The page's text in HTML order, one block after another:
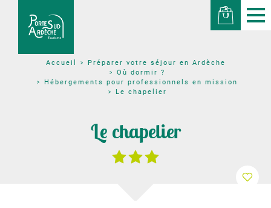
Accueil
Préparer votre séjour en Ardèche
Où dormir ?
Hébergements pour professionnels en mission
Le chapelier
Le chapelier